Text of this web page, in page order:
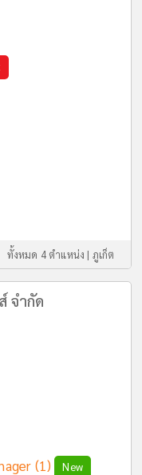
ทั้งหมด 4 ตำแหน่ง | ภูเก็ต
จำกัด
(1) New